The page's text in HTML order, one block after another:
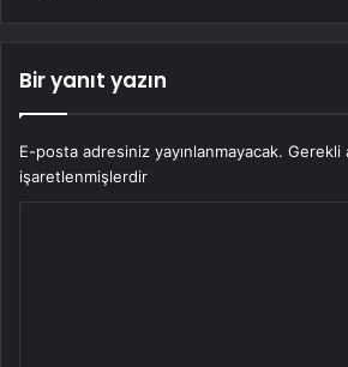
Bir yanıt yazın
E-posta adresiniz yayınlanmayacak. Gerekli
işaretlenmişlerdir